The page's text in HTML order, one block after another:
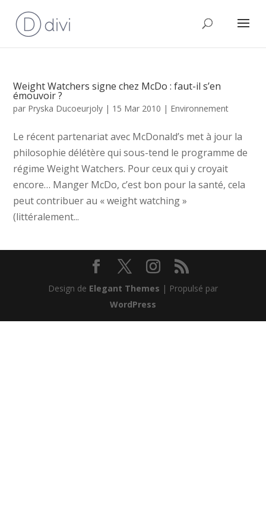
Weight Watchers signe chez McDo : faut-il s’en
émouvoir ?
par Pryska Ducoeurjoly | 15 Mar 2010 | Environnement
Le récent partenariat avec McDonald’s met à jour la
philosophie délétère qui sous-tend le programme de
régime Weight Watchers. Pour ceux qui y croyait
encore… Manger McDo, c’est bon pour la santé, cela
peut contribuer au « weight watching »
(littéralement...
Design de Elegant Themes | Propulsé par
WordPress